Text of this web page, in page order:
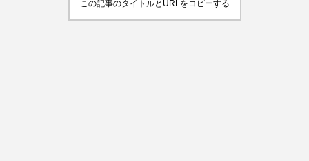
この記事のタイトルとURLをコピーする